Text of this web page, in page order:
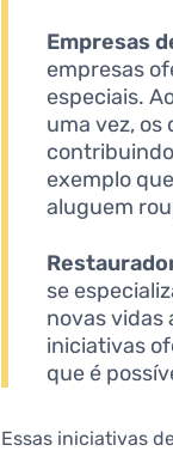
Empresas
empresas
especiais.
uma vez,
exemplo
aluguem
se
novas vidas
iniciativas
que é
Essas iniciativas